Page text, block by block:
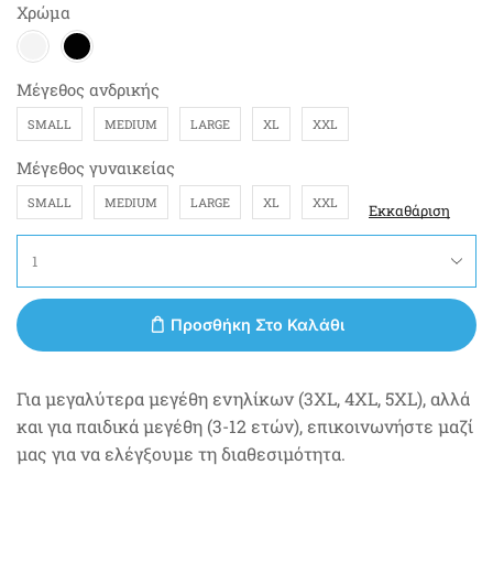
Χρώμα
Μέγεθος ανδρικής
SMALL MEDIUM LARGE XL XXL
Μέγεθος γυναικείας
SMALL MEDIUM LARGE XL XXL Εκκαθάριση
Προσθήκη Στο Καλάθι
Για μεγαλύτερα μεγέθη ενηλίκων (3XL, 4XL, 5XL), αλλά
και για παιδικά μεγέθη (3-12 ετών), επικοινωνήστε μαζί
μας για να ελέγξουμε τη διαθεσιμότητα.